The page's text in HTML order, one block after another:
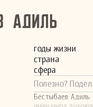
Адиль
годы жизни
страна
сфера
Полезно?
Бестыбаев Адиль